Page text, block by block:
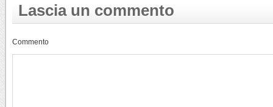
Lascia un commento
Commento